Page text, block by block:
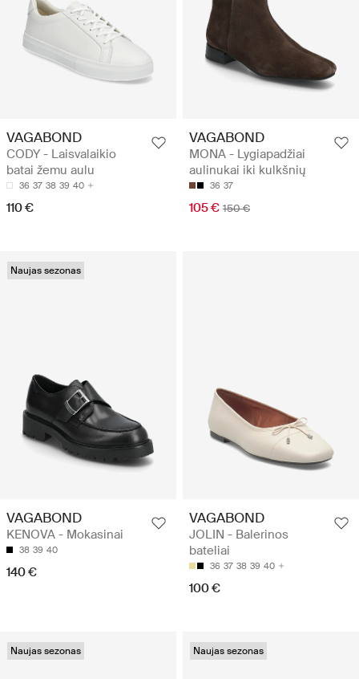
VAGABOND
CODY - Laisvalaikio
batai žemu aulu
36 37 38 39 40
110 €
VAGABOND
MONA - Lygiapadžiai
aulinukai iki kulkšnių
36 37
105 € 150 €
Naujas sezonas
VAGABOND
KENOVA - Mokasinai
38 39 40
140 €
VAGABOND
JOLIN - Balerinos
bateliai
36 37 38 39 40
100 €
Naujas sezonas Naujas sezonas